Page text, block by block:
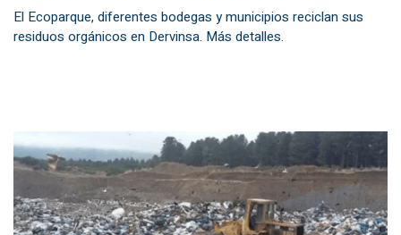
El Ecoparque, diferentes bodegas y municipios reciclan sus
residuos orgánicos en Dervinsa. Más detalles.